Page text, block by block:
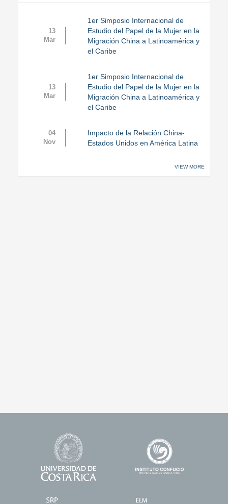
13
Mar
1er Simposio Internacional de
Estudio del Papel de la Mujer en la
Migración China a Latinoamérica y
el Caribe
13
Mar
1er Simposio Internacional de
Estudio del Papel de la Mujer en la
Migración China a Latinoamérica y
el Caribe
04
Nov
Impacto de la Relación China-
Estados Unidos en América Latina
VIEW MORE
Universidad
de
Costa
Rica
Enlace
1